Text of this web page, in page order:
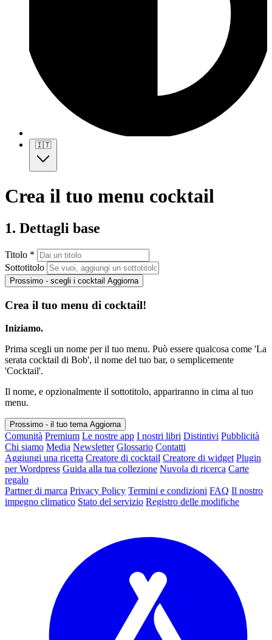
🇮🇹
Crea il tuo menu cocktail
1. Dettagli base
Titolo *
Sottotitolo
Prossimo - scegli i cocktail Aggiorna
Crea il tuo menu di cocktail!
Iniziamo.
Prima scegli un nome per il tuo menu. Può essere qualcosa come 'La
serata cocktail di Bob', il nome del tuo bar, o semplicemente
'Cocktail'.
Il nome, e opzionalmente il sottotitolo, appariranno in cima al tuo
menu.
Prossimo - il tuo tema Aggiorna
Comunità Premium Le nostre app I nostri libri Distintivi Pubblicità
Chi siamo Media Newsletter Glossario Contatti
Aggiungi una ricetta Creatore di cocktail Creatore di widget Plugin
per Wordpress Guida alla tua collezione Nuvola di ricerca Carte
regalo
Partner di marca Privacy Policy Termini e condizioni FAQ Il nostro
impegno climatico Stato del servizio Registro delle modifiche